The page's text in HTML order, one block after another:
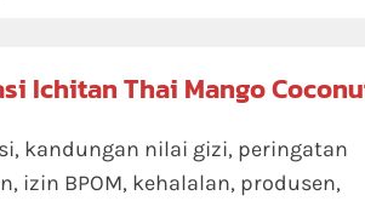
Ichitan Thai Mango
kandungan nilai gizi, peringatan
izin BPOM, kehalalan, produsen,